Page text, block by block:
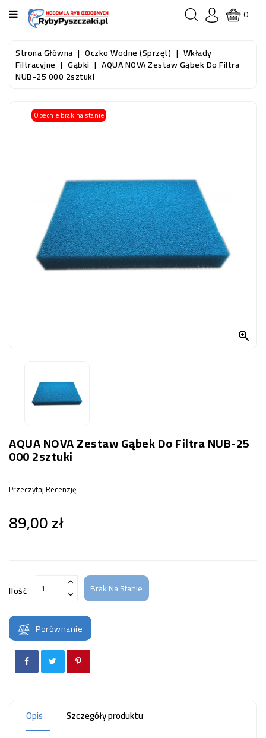
KATEGORIA
STRONA
GŁÓWNA
AKWARIOWE
AKWARYSTYKA
(SPRZĘT)
0
Strona Główna Oczko Wodne (sprzęt) Wkłady
Filtracyjne Gąbki AQUA NOVA Zestaw Gąbek Do Filtra
NUB-25 000 2sztuki
Obecnie brak na stanie

AQUA NOVA Zestaw Gąbek Do Filtra NUB-25
000 2sztuki
Przeczytaj Recenzję
89,00 zł
Ilość Brak Na Stanie
Porównanie
Opis Szczegóły produktu